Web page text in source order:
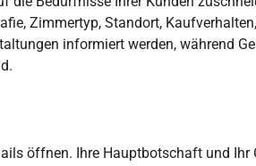
Zimmertyp, Standort,
informiert werden, während
öffnen. Ihre Hauptbotschaft und Ihr